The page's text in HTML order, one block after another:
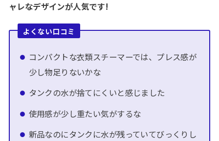
ャレなデザインが人気です!
よくない口コミ
コンパクトな衣類スチーマーでは、プレス感が
少し物足りないかな
タンクの水が捨てにくいと感じました
使用感が少し重たい気がするな
新品なのにタンクに水が残っていてびっくりし